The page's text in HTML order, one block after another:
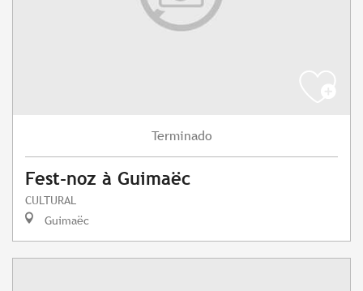
Terminado
Fest-noz à Guimaëc
CULTURAL
Guimaëc